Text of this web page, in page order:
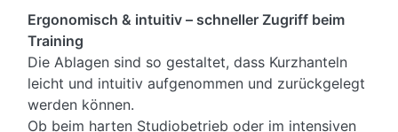
Ergonomisch & intuitiv – schneller Zugriff beim
Training
Die Ablagen sind so gestaltet, dass Kurzhanteln
leicht und intuitiv aufgenommen und zurückgelegt
werden können.
Ob beim harten Studiobetrieb oder im intensiven